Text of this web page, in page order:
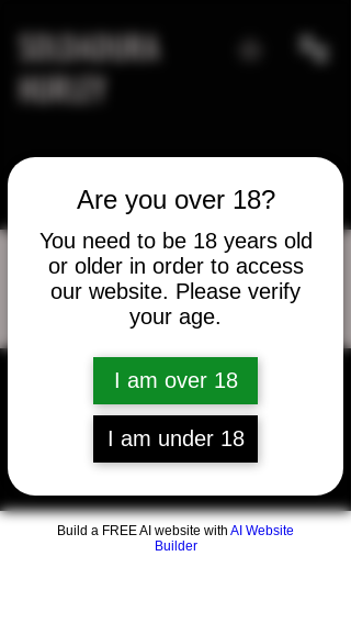
Are you over 18?
You need to be 18 years old
or older in order to access
our website. Please verify
your age.
I am over 18
I am under 18
Build a FREE AI website with AI Website
Builder
SOLDADURA
HURLEY
Mensaje
Anthony Jaipaulsingh